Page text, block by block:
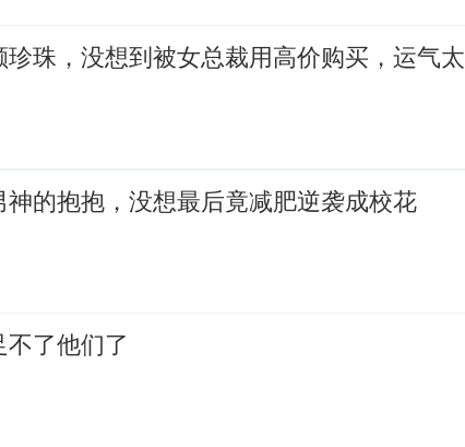
珠，没想到被女总裁用高价购买，运气太
神的抱抱，没想最后竟减肥逆袭成校花
了他们了